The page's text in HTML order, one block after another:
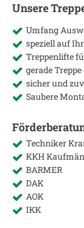
Unsere
Umfang
speziell auf
Treppenlifte
gerade Treppe
sicher und
Saubere
Techniker
KKH
BARMER
DAK
AOK
IKK